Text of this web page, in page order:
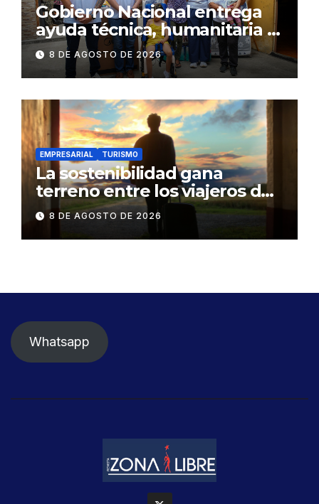
Gobierno Nacional entrega
ayuda técnica, humanitaria y
Bono Joaquín Gallegos Lara a
familia en situación de
vulnerabilidad
8 DE AGOSTO DE 2026
EMPRESARIAL TURISMO
La sostenibilidad gana
terreno entre los viajeros de
negocios
8 DE AGOSTO DE 2026
Whatsapp